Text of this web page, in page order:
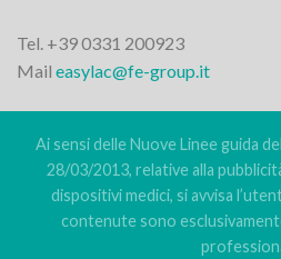
Tel. +39 0331 200923
Mail easylac@fe-group.it
Ai sensi delle Nuove Linee guida
28/03/2013, relative alla
dispositivi medici, si avvisa
contenute sono